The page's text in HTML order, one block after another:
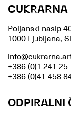
CUKRARNA
Poljanski nasip
1000 Ljubljana,
+386 (0)1 241 25
+386 (0)41 458
ODPIRALNI